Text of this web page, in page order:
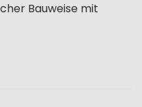
Bauweise mit